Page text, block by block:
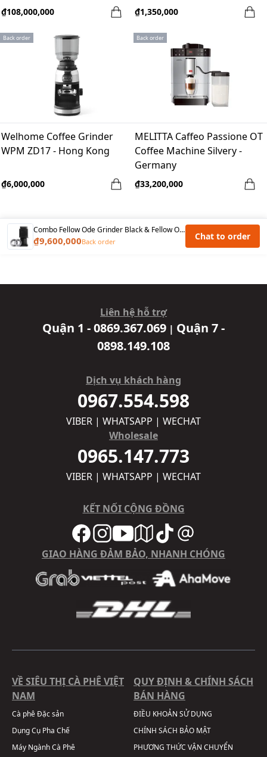
₫108,000,000 ₫1,350,000
Back order
Welhome Coffee Grinder
WPM ZD17 - Hong Kong
₫6,000,000
Back order
MELITTA Caffeo Passione OT
Coffee Machine Silvery -
Germany
₫33,200,000
Combo Fellow Ode Grinder Black & Fellow Ode Gen 2 Brew Burr
₫9,600,000Back order Chat to order
Liên hệ hỗ trợ
Quận 1 - 0869.367.069 | Quận 7 -
0898.149.108
Dịch vụ khách hàng
0967.554.598
VIBER | WHATSAPP | WECHAT
Wholesale
0965.147.773
VIBER | WHATSAPP | WECHAT
KẾT NỐI CỘNG ĐỒNG
GIAO HÀNG ĐẢM BẢO, NHANH CHÓNG
VỀ SIÊU THỊ CÀ PHÊ VIỆT
NAM
Cà phê Đặc sản
Dụng Cụ Pha Chế
Máy Ngành Cà Phê
QUY ĐỊNH & CHÍNH SÁCH
BÁN HÀNG
ĐIỀU KHOẢN SỬ DỤNG
CHÍNH SÁCH BẢO MẬT
PHƯƠNG THỨC VẬN CHUYỂN